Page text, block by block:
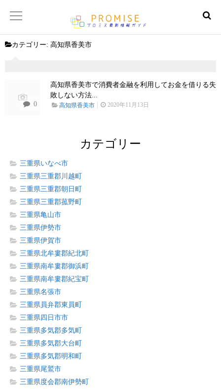
【サイトマップ】
カテゴリー: 高知県香美市
0
高知県香美市で消費者金融を利用してお金を借りる失
敗しない方法...
高知県香美市 2020年11月13日
カテゴリー
三重県いなべ市
三重県三重郡川越町
三重県三重郡朝日町
三重県三重郡菰野町
三重県亀山市
三重県伊勢市
三重県伊賀市
三重県北牟婁郡紀北町
三重県南牟婁郡御浜町
三重県南牟婁郡紀宝町
三重県名張市
三重県員弁郡東員町
三重県四日市市
三重県多気郡多気町
三重県多気郡大台町
三重県多気郡明和町
三重県尾鷲市
三重県度会郡南伊勢町